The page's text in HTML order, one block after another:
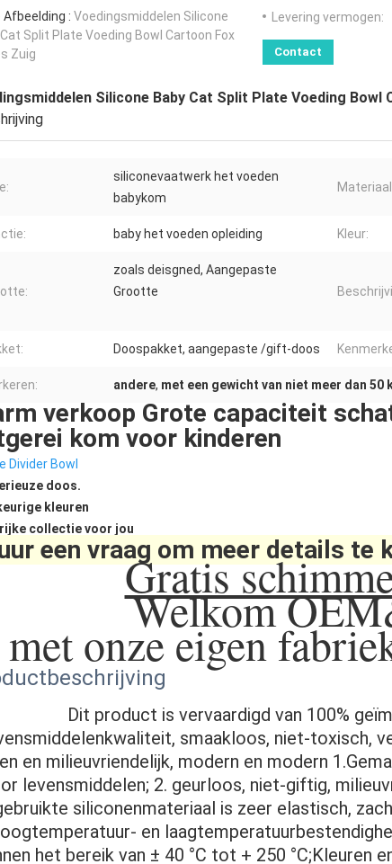
Afbeelding : Voedingsmiddelen Silicone
Split Plate Voeding Bowl Cartoon Fox
Zuig
Levering vermogen:
Contact
Silicone Baby Cat Split Plate Voeding Bowl
siliconevaatwerk het voeden
babykom
baby het voeden opleiding Kleur:
zoals deisgned, Aangepaste
Grootte
Doospakket, aangepaste /gift-doos
andere, met een gewicht van niet meer dan 50
verkoop Grote capaciteit
kom voor kinderen
Divider Bowl
doos.
kleuren
collectie voor jou
een vraag om meer details te
Gratis
Welkom
met onze eigen
Dit product is vervaardigd van 100%
smaakloos, niet-toxisch,
en milieuvriendelijk, modern en modern
levensmiddelen; 2. geurloos, niet-giftig,
siliconenmateriaal is zeer elastisch,
en
het bereik van ± 40 °C tot + 250 °C;Kleuren